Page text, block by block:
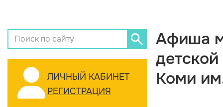
ЛИЧНЫЙ КАБИНЕТ
РЕГИСТРАЦИЯ
Афиша
Коми